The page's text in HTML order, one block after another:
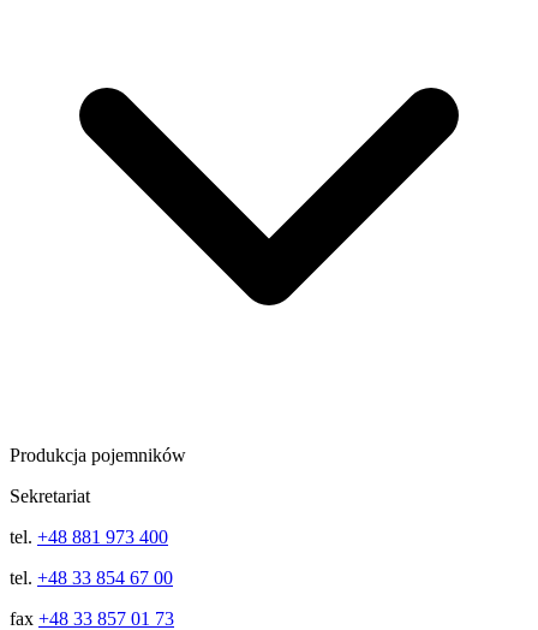
Produkcja pojemników
Sekretariat
tel. +48 881 973 400
tel. +48 33 854 67 00
fax +48 33 857 01 73